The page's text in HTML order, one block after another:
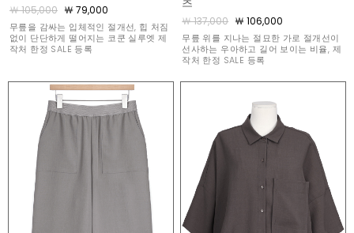
￦ 105,000 ￦ 79,000
무릎을 감싸는 입체적인 절개선, 힙 처짐
없이 단단하게 떨어지는 코쿤 실루엣 제
작처 한정 SALE 등록
￦ 137,000 ￦ 106,000
무릎 위를 지나는 절묘한 가로 절개선이
선사하는 우아하고 길어 보이는 비율, 제
작처 한정 SALE 등록